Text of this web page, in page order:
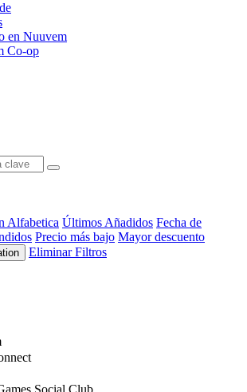
en Nuuvem
Co-op
Alfabetica Últimos Añadidos Fecha de
Precio más bajo Mayor descuento
Eliminar Filtros